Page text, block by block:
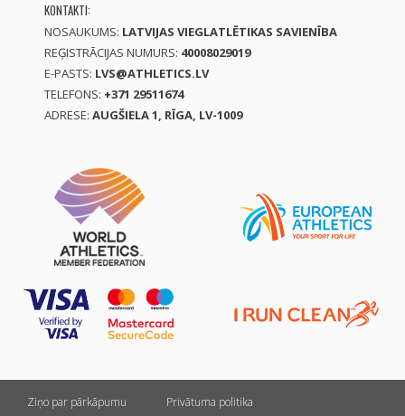
KONTAKTI:
NOSAUKUMS: LATVIJAS VIEGLATLĒTIKAS SAVIENĪBA
REĢISTRĀCIJAS NUMURS: 40008029019
E-PASTS: LVS@ATHLETICS.LV
TELEFONS: +371 29511674
ADRESE: AUGŠIELA 1, RĪGA, LV-1009
Ziņo par pārkāpumu
Privātuma politika